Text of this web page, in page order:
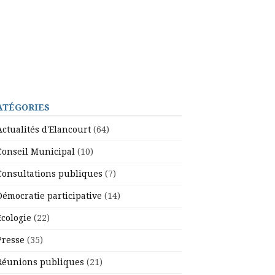
d'Elancourt (64)
Municipal (10)
publiques (7)
participative (14)
(22)
(35)
publiques (21)